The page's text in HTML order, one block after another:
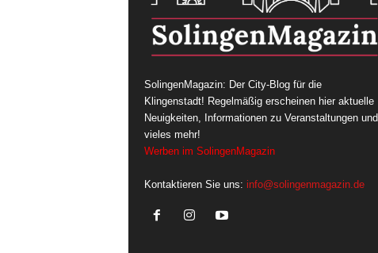
SolingenMagazin: Der City-Blog für die
Klingenstadt! Regelmäßig erscheinen hier aktuelle
Neuigkeiten, Informationen zu Veranstaltungen und
vieles mehr!
Werben im SolingenMagazin
Kontaktieren Sie uns: info@solingenmagazin.de